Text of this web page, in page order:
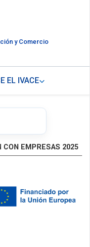
y Comercio
EL IVACE
CON EMPRESAS 2025